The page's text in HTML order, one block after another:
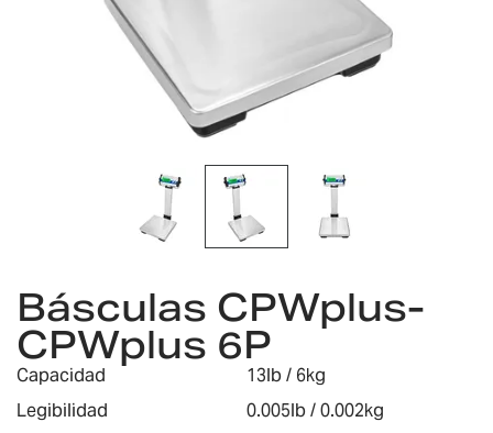
comienzo
de
la
galería
de
Básculas CPWplus-
CPWplus 6P
Capacidad
13lb / 6kg
Legibilidad
0.005lb / 0.002kg